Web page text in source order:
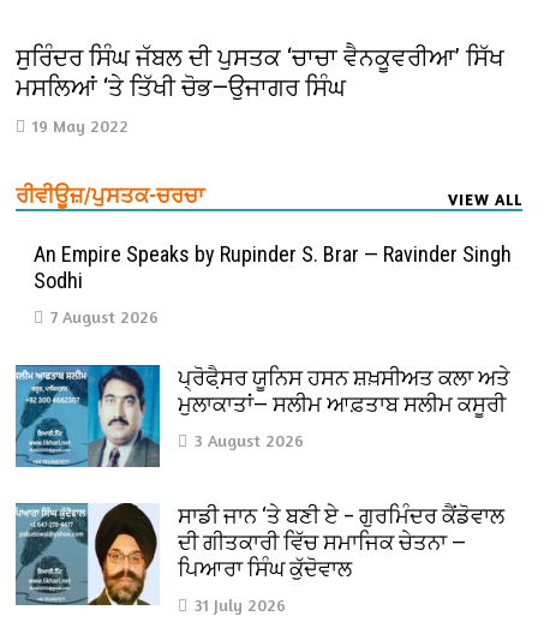
ਸੁਰਿੰਦਰ ਸਿੰਘ ਜੱਬਲ ਦੀ ਪੁਸਤਕ ‘ਚਾਚਾ ਵੈਨਕੂਵਰੀਆ’ ਸਿੱਖ
ਮਸਲਿਆਂ ‘ਤੇ ਤਿੱਖੀ ਚੋਭ—ਉਜਾਗਰ ਸਿੰਘ
19 May 2022
ਰੀਵੀਊਜ਼/ਪੁਸਤਕ-ਚਰਚਾ VIEW ALL
An Empire Speaks by Rupinder S. Brar — Ravinder Singh
Sodhi
7 August 2026
ਪ੍ਰੋਫੈ਼ਸਰ ਯੂਨਿਸ ਹਸਨ ਸ਼ਖ਼ਸੀਅਤ ਕਲਾ ਅਤੇ
ਮੁਲਾਕਾਤਾਂ— ਸਲੀਮ ਆਫ਼ਤਾਬ ਸਲੀਮ ਕਸੂਰੀ
3 August 2026
ਸਾਡੀ ਜਾਨ ‘ਤੇ ਬਣੀ ਏ – ਗੁਰਮਿੰਦਰ ਕੈਂਡੋਵਾਲ
ਦੀ ਗੀਤਕਾਰੀ ਵਿੱਚ ਸਮਾਜਿਕ ਚੇਤਨਾ —
ਪਿਆਰਾ ਸਿੰਘ ਕੁੱਦੋਵਾਲ
31 July 2026